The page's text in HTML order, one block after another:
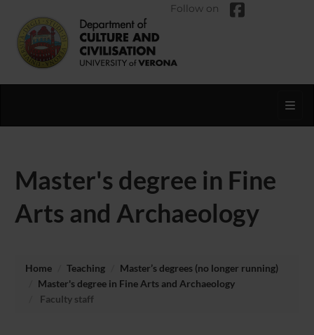
Follow on
Master's degree in Fine
Arts and Archaeology
Home Teaching
Master’s degrees (no longer running)
Master's degree in Fine Arts and Archaeology
Faculty staff